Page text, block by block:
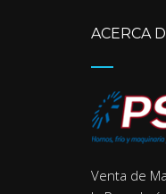
ACERCA
Venta de